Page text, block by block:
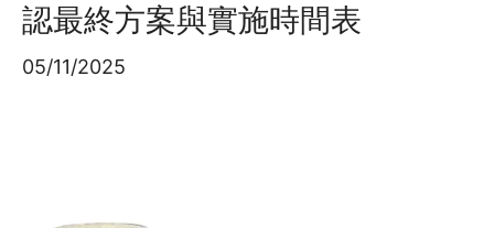
認最終方案與實施時間表
05/11/2025